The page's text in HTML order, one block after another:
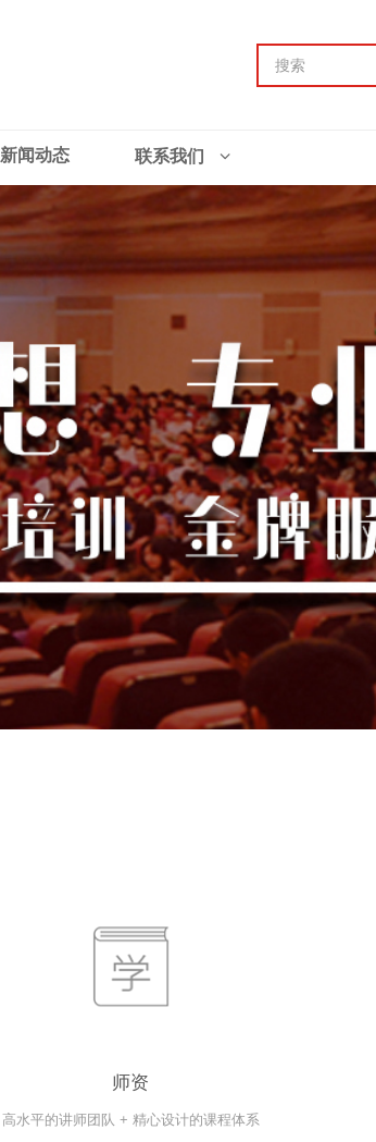
新闻动态 联系我们
师资
高水平的讲师团队 + 精心设计的课程体系